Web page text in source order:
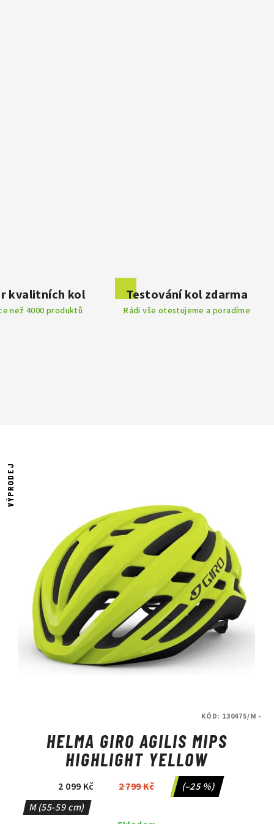
kvalitních kol
než 4000 produktů
Testování kol zdarma
Rádi vše otestujeme a poradíme
VÝPRODEJ
HELMA GIRO AGILIS MIPS
HIGHLIGHT YELLOW
2 099 Kč 2 799 Kč
(–25 %)
M (55-59 cm)
KÓD: 130475/M -